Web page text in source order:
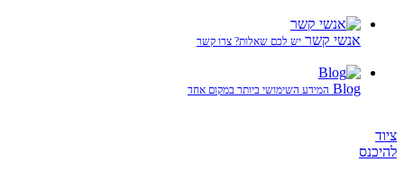
אנשי קשר יש לכם שאלות? צרו קשר
Blog המידע השימושי ביותר במקום אחד
ציוד
להיכנס